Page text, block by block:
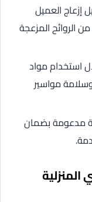
إزعاج العميل
الروائح المزعجة
استخدام مواد
مواسير
مدعومة بضمان